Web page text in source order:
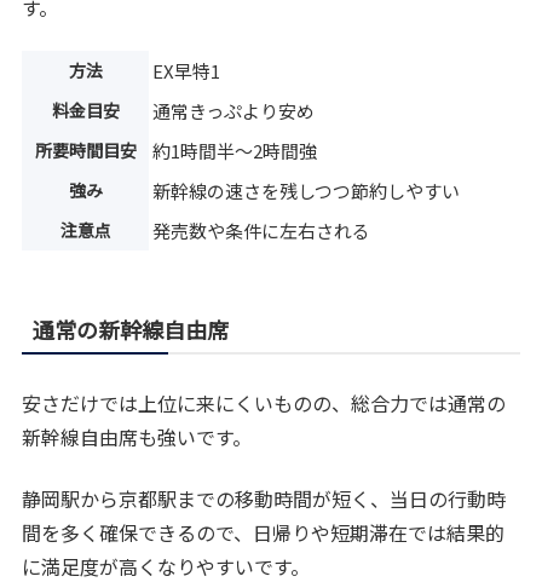
す。
方法 EX早特1
料金目安 通常きっぷより安め
所要時間目安 約1時間半〜2時間強
強み 新幹線の速さを残しつつ節約しやすい
注意点 発売数や条件に左右される
通常の新幹線自由席
安さだけでは上位に来にくいものの、総合力では通常の
新幹線自由席も強いです。
静岡駅から京都駅までの移動時間が短く、当日の行動時
間を多く確保できるので、日帰りや短期滞在では結果的
に満足度が高くなりやすいです。